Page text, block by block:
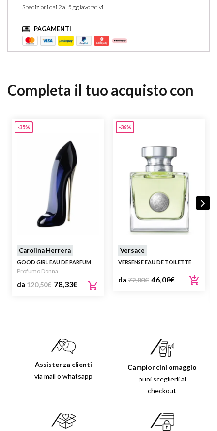
Spedizioni dai 2 ai 5 gg lavorativi
PAGAMENTI
Completa il tuo acquisto con
-35%
Carolina Herrera
GOOD GIRL EAU DE PARFUM
Profumo Donna
da 120,50€ 78,33€
-36%
Versace
VERSENSE EAU DE TOILETTE
da 72,00€ 46,08€
Assistenza clienti
via mail o whatsapp
Campioncini omaggio
puoi sceglierli al
checkout